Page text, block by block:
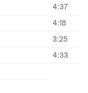
4:37
4:18
3:25
4:33